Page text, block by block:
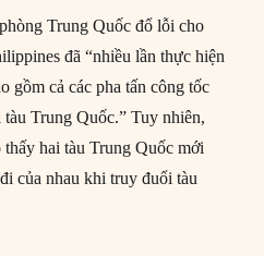
Trung Quốc đổ lỗi cho
đã “nhiều lần thực hiện
gồm cả các pha tấn công tốc
Trung Quốc.” Tuy nhiên,
hai tàu Trung Quốc mới
của nhau khi truy đuổi tàu